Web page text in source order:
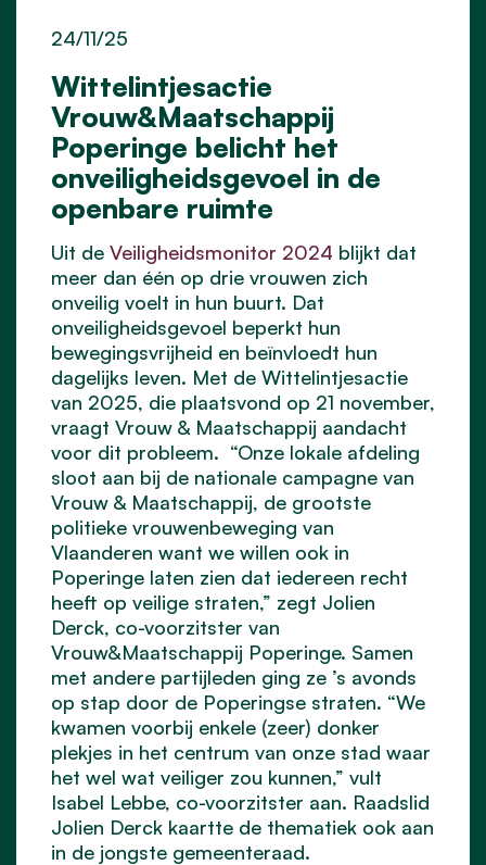
Wittelintjesactie
Vrouw&Maatschappij
Poperinge belicht het
onveiligheidsgevoel in de
openbare ruimte
24/11/25
Uit de Veiligheidsmonitor 2024 blijkt dat
meer dan één op drie vrouwen zich
onveilig voelt in hun buurt. Dat
onveiligheidsgevoel beperkt hun
bewegingsvrijheid en beïnvloedt hun
dagelijks leven. Met de Wittelintjesactie
van 2025, die plaatsvond op 21 november,
vraagt Vrouw & Maatschappij aandacht
voor dit probleem. “Onze lokale afdeling
sloot aan bij de nationale campagne van
Vrouw & Maatschappij, de grootste
politieke vrouwenbeweging van
Vlaanderen want we willen ook in
Poperinge laten zien dat iedereen recht
heeft op veilige straten,” zegt Jolien
Derck, co-voorzitster van
Vrouw&Maatschappij Poperinge. Samen
met andere partijleden ging ze ’s avonds
op stap door de Poperingse straten. “We
kwamen voorbij enkele (zeer) donker
plekjes in het centrum van onze stad waar
het wel wat veiliger zou kunnen,” vult
Isabel Lebbe, co-voorzitster aan. Raadslid
Jolien Derck kaartte de thematiek ook aan
in de jongste gemeenteraad.